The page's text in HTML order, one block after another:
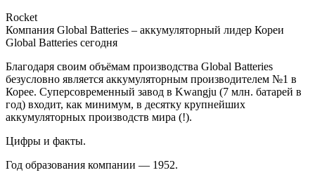
Rocket
Компания Global Batteries – аккумуляторный лидер Кореи
Global Batteries сегодня
Благодаря своим объёмам производства Global Batteries
безусловно является аккумуляторным производителем №1 в
Корее. Суперсовременный завод в Kwangju (7 млн. батарей в
год) входит, как минимум, в десятку крупнейших
аккумуляторных производств мира (!).
Цифры и факты.
Год образования компании — 1952.